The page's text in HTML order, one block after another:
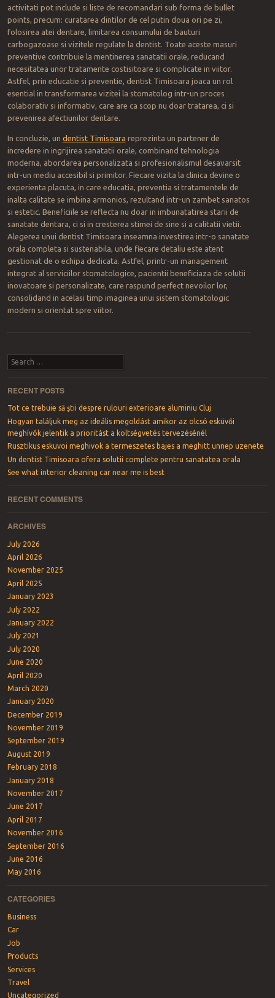
activitati pot include si liste de recomandari sub forma de bullet
points, precum: curatarea dintilor de cel putin doua ori pe zi,
folosirea atei dentare, limitarea consumului de bauturi
carbogazoase si vizitele regulate la dentist. Toate aceste masuri
preventive contribuie la mentinerea sanatatii orale, reducand
necesitatea unor tratamente costisitoare si complicate in viitor.
Astfel, prin educatie si preventie, dentist Timisoara joaca un rol
esential in transformarea vizitei la stomatolog intr-un proces
colaborativ si informativ, care are ca scop nu doar tratarea, ci si
prevenirea afectiunilor dentare.
In concluzie, un dentist Timisoara reprezinta un partener de
incredere in ingrijirea sanatatii orale, combinand tehnologia
moderna, abordarea personalizata si profesionalismul desavarsit
intr-un mediu accesibil si primitor. Fiecare vizita la clinica devine o
experienta placuta, in care educatia, preventia si tratamentele de
inalta calitate se imbina armonios, rezultand intr-un zambet sanatos
si estetic. Beneficiile se reflecta nu doar in imbunatatirea starii de
sanatate dentara, ci si in cresterea stimei de sine si a calitatii vietii.
Alegerea unui dentist Timisoara inseamna investirea intr-o sanatate
orala completa si sustenabila, unde fiecare detaliu este atent
gestionat de o echipa dedicata. Astfel, printr-un management
integrat al serviciilor stomatologice, pacientii beneficiaza de solutii
inovatoare si personalizate, care raspund perfect nevoilor lor,
consolidand in acelasi timp imaginea unui sistem stomatologic
modern si orientat spre viitor.
Search
RECENT POSTS
Tot ce trebuie să știi despre rulouri exterioare aluminiu Cluj
Hogyan találjuk meg az ideális megoldást amikor az olcsó esküvői
meghívók jelentik a prioritást a költségvetés tervezésénél
Rusztikus eskuvoi meghivok a termeszetes bajes a meghitt unnep uzenete
Un dentist Timisoara ofera solutii complete pentru sanatatea orala
See what interior cleaning car near me is best
RECENT COMMENTS
ARCHIVES
July 2026
April 2026
November 2025
April 2025
January 2023
July 2022
January 2022
July 2021
July 2020
June 2020
April 2020
March 2020
January 2020
December 2019
November 2019
September 2019
August 2019
February 2018
January 2018
November 2017
June 2017
April 2017
November 2016
September 2016
June 2016
May 2016
CATEGORIES
Business
Car
Job
Products
Services
Travel
Uncategorized